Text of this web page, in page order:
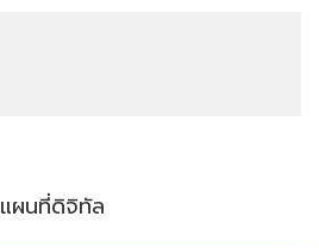
แผนที่ดิจิทัล